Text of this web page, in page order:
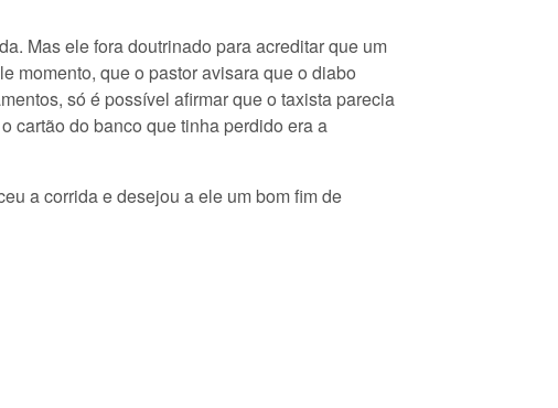
Mas ele fora doutrinado para acreditar que um
momento, que o pastor avisara que o diabo
só é possível afirmar que o taxista parecia
cartão do banco que tinha perdido era a
a corrida e desejou a ele um bom fim de